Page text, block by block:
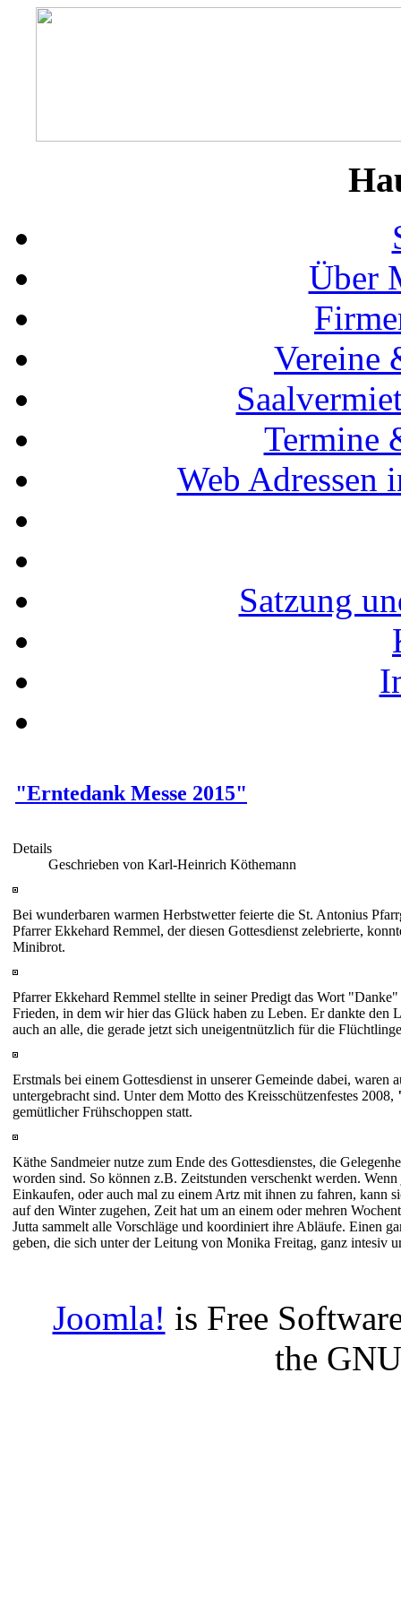
Über
Vereine
Termine
Web Adressen
Satzung
"Erntedank Messe 2015"
Details
Geschrieben von Karl-Heinrich Köthemann
Bei wunderbaren warmen Herbstwetter feierte die St. Antonius
Pfarrer Ekkehard Remmel, der diesen Gottesdienst zelebrierte,
Minibrot.
Pfarrer Ekkehard Remmel stellte in seiner Predigt das Wort
Frieden, in dem wir hier das Glück haben zu Leben. Er dankte
auch an alle, die gerade jetzt sich uneigentnützlich für die
Erstmals bei einem Gottesdienst in unserer Gemeinde dabei,
untergebracht sind. Unter dem Motto des Kreisschützenfestes 2008,
gemütlicher Frühschoppen statt.
Käthe Sandmeier nutze zum Ende des Gottesdienstes, die
worden sind. So können z.B. Zeitstunden verschenkt werden.
Einkaufen, oder auch mal zu einem Artz mit ihnen zu fahren, kann
auf den Winter zugehen, Zeit hat um an einem oder mehren
Jutta sammelt alle Vorschläge und koordiniert ihre Abläufe. Einen
geben, die sich unter der Leitung von Monika Freitag, ganz intesiv
Joomla! is Free
the